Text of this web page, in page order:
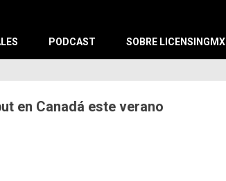
PODCAST SOBRE LICENSINGMX
en Canadá este verano